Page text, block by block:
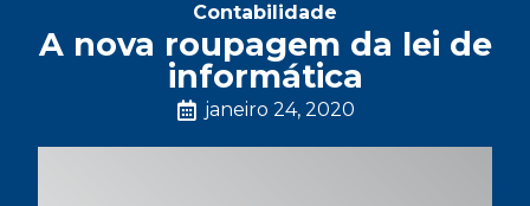
Contabilidade
A nova roupagem da lei de
informática
janeiro 24, 2020